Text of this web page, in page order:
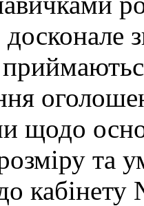
щодо
та